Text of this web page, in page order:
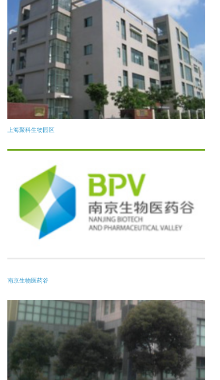
上海聚科生物园区
南京生物医药谷